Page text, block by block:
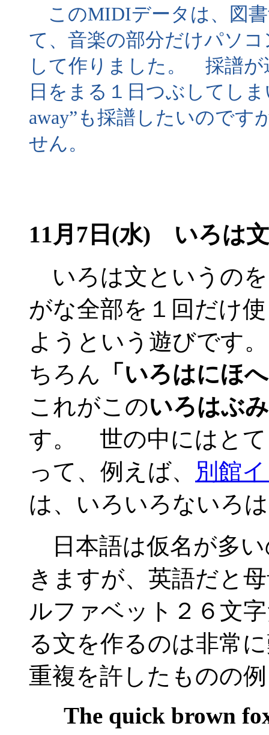
このMIDIデータは、図
て、音楽の部分だけパソ
して作りました。 採譜が
日をまる１日つぶしてし
away”も採譜したいのです
せん。
11月7日(水) いろは文
いろは文というの
がな全部を１回だけ
ようという遊びです
ちろん 「いろはにほ
これがこのいろはぶみ
す。 世の中にはとて
って、例えば、 別館
は、いろいろないろ
日本語は仮名が多
きますが、英語だと
ルファベット２６文
る文を作るのは非常
重複を許したものの
The quick brown